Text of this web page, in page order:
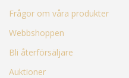
Frågor om våra produkter
Webbshoppen
Bli återförsäljare
Auktioner